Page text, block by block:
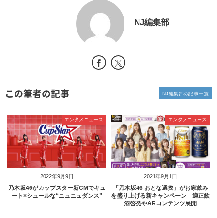
NJ編集部
この筆者の記事
2022年9月9日
エンタメニュース
乃木坂46がカップスター新CMでキュ
ート×シュールな“ニュニュダンス”
2021年9月1日
エンタメニュース
「乃木坂46 おとな選抜」がお家飲み
を盛り上げる新キャンペーン 適正飲
酒啓発やARコンテンツ展開
NJ編集部の記事一覧